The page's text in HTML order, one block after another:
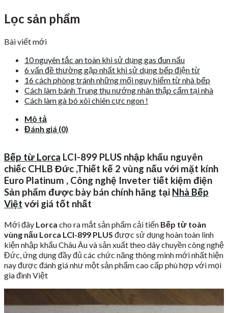
Lọc sản phẩm
Bài viết mới
10 nguyên tắc an toàn khi sử dụng gas đun nấu
6 vấn đề thường gặp nhất khi sử dụng bếp điện từ
16 cách phòng tránh những mối nguy hiểm từ nhà bếp
Cách làm bánh Trung thu nướng nhân thập cẩm tại nhà
Cách làm gà bó xôi chiên cực ngon !
Mô tả
Đánh giá (0)
Bếp từ Lorca LCI-899 PLUS nhập khẩu nguyên
chiếc CHLB Đức ,Thiết kế 2 vùng nấu với mặt kính
Euro Platinum , Công nghệ Inveter tiết kiệm điện
Sản phẩm được bày bán chính hãng tại Nhà Bếp
Việt với giá tốt nhất
Mới đây Lorca cho ra mắt sản phẩm cải tiến Bếp từ toàn
vùng nấu Lorca LCI-899 PLUS được sử dụng hoàn toàn linh
kiện nhập khẩu Châu Âu và sản xuất theo dây chuyền công nghệ
Đức, ứng dụng đầy đủ các chức năng thông minh mới nhất hiện
nay được đánh giá như một sản phẩm cao cấp phù hợp với mọi
gia đình Việt